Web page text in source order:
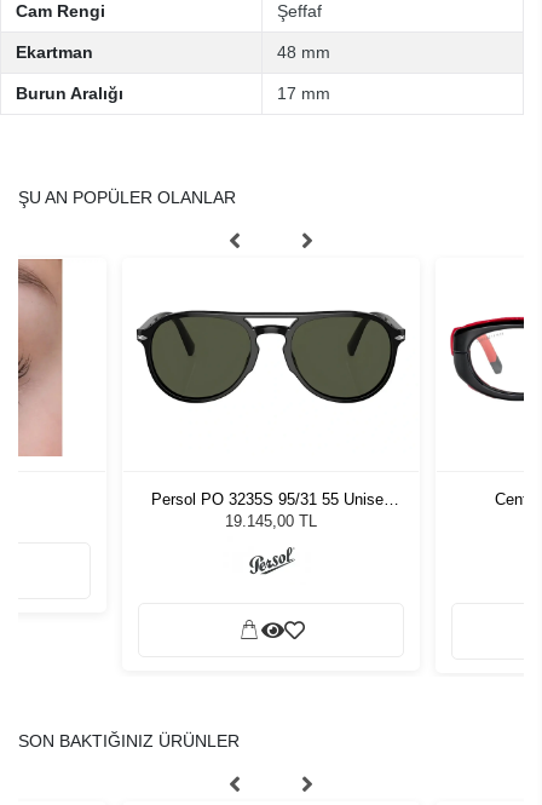
Cam Rengi Şeffaf
Ekartman 48 mm
Burun Aralığı 17 mm
ŞU AN POPÜLER OLANLAR
Persol PO 3235S 95/31 55 Unisex
Güneş Gözlüğü
19.145,00 TL
SON BAKTIĞINIZ ÜRÜNLER